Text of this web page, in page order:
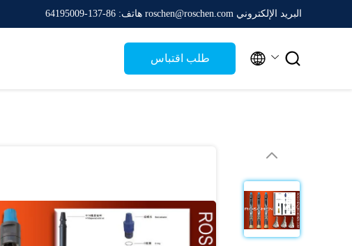
البريد الإلكتروني roschen@roschen.com هاتف: 86-137-64195009
طلب اقتباس  